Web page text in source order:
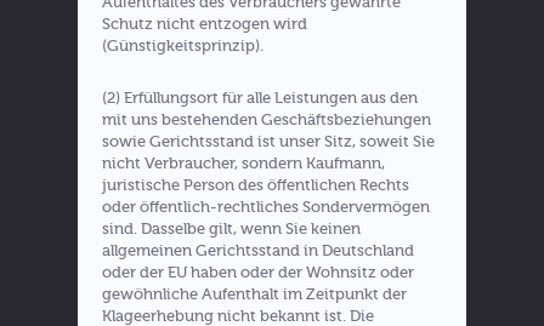
Schutz nicht entzogen wird
(Günstigkeitsprinzip).
(2) Erfüllungsort für alle Leistungen aus den
mit uns bestehenden Geschäftsbeziehungen
sowie Gerichtsstand ist unser Sitz, soweit Sie
nicht Verbraucher, sondern Kaufmann,
juristische Person des öffentlichen Rechts
oder öffentlich-rechtliches Sondervermögen
sind. Dasselbe gilt, wenn Sie keinen
allgemeinen Gerichtsstand in Deutschland
oder der EU haben oder der Wohnsitz oder
gewöhnliche Aufenthalt im Zeitpunkt der
Klageerhebung nicht bekannt ist. Die